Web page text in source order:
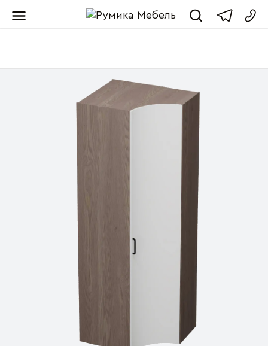
Мебель от